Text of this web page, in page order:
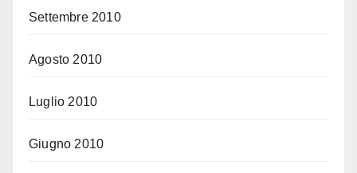
Settembre 2010
Agosto 2010
Luglio 2010
Giugno 2010